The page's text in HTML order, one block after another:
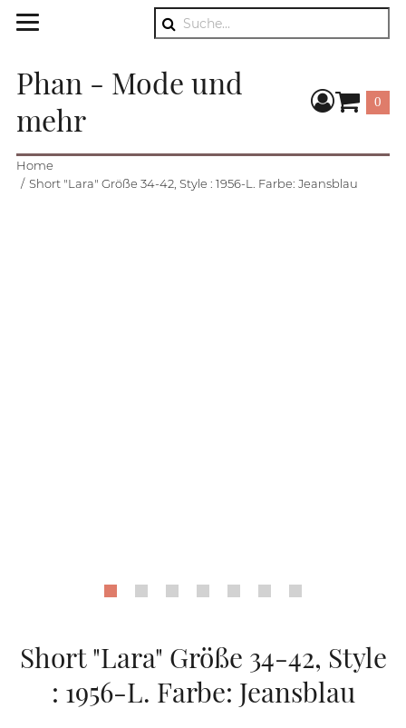
Phan - Mode und
mehr
0
Home
Short "Lara" Größe 34-42, Style : 1956-L. Farbe: Jeansblau
Short "Lara" Größe 34-42, Style
: 1956-L. Farbe: Jeansblau